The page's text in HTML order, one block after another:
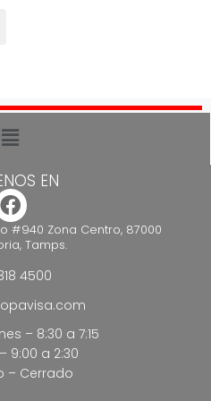
EN
#940 Zona Centro, 87000
Tamps.
4500
– 8:30 a 7:15
9:00 a 2:30
– Cerrado